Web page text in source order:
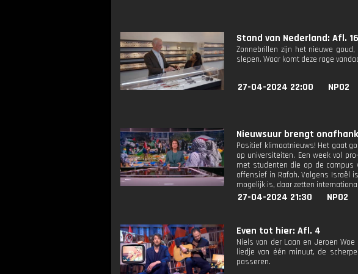
Stand van Nederland: Afl. 16
Zonnebrillen zijn het nieuwe
slepen. Waar komt deze rage
27-04-2024 22:00 NPO2
Nieuwsuur brengt
Positief klimaatnieuws! Het gaat
op universiteiten. Een week vol
met studenten die op de campus
offensief in Rafah. Volgens Israël
mogelijk is, daar zetten
27-04-2024 21:30 NPO2
Even tot hier: Afl. 4
Niels van der Laan en Jeroen
liedje van één minuut, de
passeren.